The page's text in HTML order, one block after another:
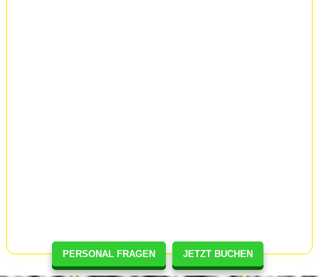
PERSONAL FRAGEN JETZT BUCHEN